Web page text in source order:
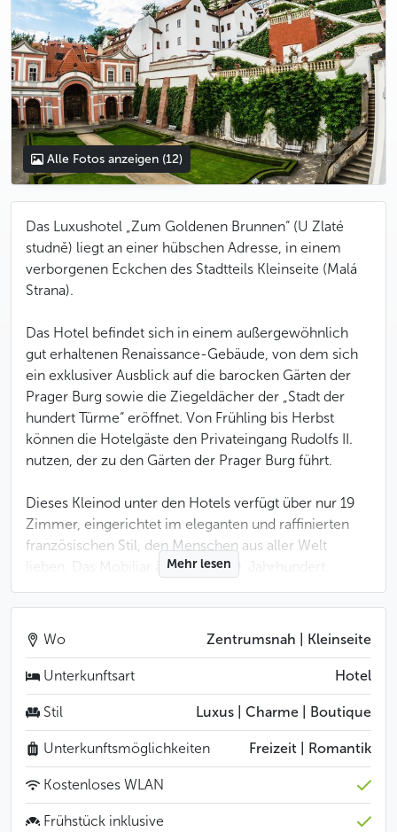
Alle Fotos anzeigen (12)
Das Luxushotel „Zum Goldenen Brunnen“ (U Zlaté
studně) liegt an einer hübschen Adresse, in einem
verborgenen Eckchen des Stadtteils Kleinseite (Malá
Strana).
Das Hotel befindet sich in einem außergewöhnlich
gut erhaltenen Renaissance-Gebäude, von dem sich
ein exklusiver Ausblick auf die barocken Gärten der
Prager Burg sowie die Ziegeldächer der „Stadt der
hundert Türme“ eröffnet. Von Frühling bis Herbst
können die Hotelgäste den Privateingang Rudolfs II.
nutzen, der zu den Gärten der Prager Burg führt.
Dieses Kleinod unter den Hotels verfügt über nur 19
Zimmer, eingerichtet im eleganten und raffinierten
französischen Stil, den Menschen aus aller Welt
lieben. Das Mobiliar à la 17. und 19. Jahrhundert,
Holzparkett, hochwertige Materialien und eine
außerordentliche Liebe zum Detail, welche sich z.B.
durch frische Blumen in den Zimmern ausdrückt –
das alles macht aus dem Hotel eine Oase der Ruhe
und des Komforts, die Sie nur ungern verlassen
werden.
Zum Hotel gehört auch eines der besten
Gourmetlokale Prags – das Restaurant „Terasse zum
Goldenen Brunnen“ (Terasa U Zlaté studně). Sein
Chefkoch Pavel Sapík wird Ihre Geschmacksknospen
mit tschechischen und internationalen Gerichten
Mehr lesen
Wo Zentrumsnah | Kleinseite
Unterkunftsart Hotel
Stil Luxus | Charme | Boutique
Unterkunftsmöglichkeiten Freizeit | Romantik
Kostenloses WLAN
Frühstück inklusive